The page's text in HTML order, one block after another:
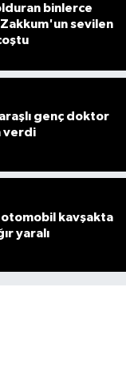
binlerce
sevilen
genç doktor
verdi
kavşakta
yaralı